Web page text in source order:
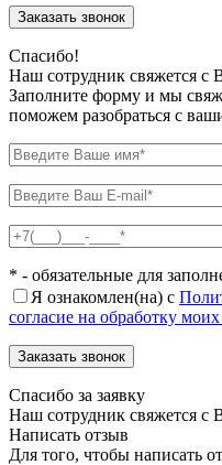
Спасибо!
Наш сотрудник свяжется с
Заполните форму и мы
поможем разобраться с
* - обязательные для
Я ознакомлен(на) с
согласие на обработку
Спасибо за заявку
Наш сотрудник свяжется с
Написать отзыв
Для того, чтобы написать